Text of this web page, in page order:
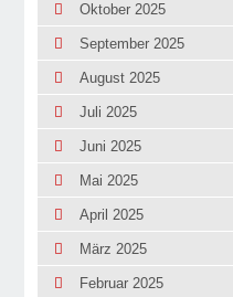
Oktober 2025
September 2025
August 2025
Juli 2025
Juni 2025
Mai 2025
April 2025
März 2025
Februar 2025